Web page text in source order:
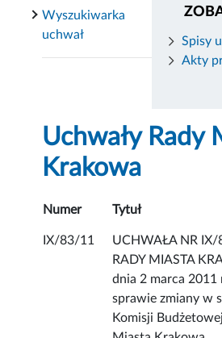
Spisy
Akty
Wyszukiwarka
uchwał
Uchwały Rady
Krakowa
Numer Tytuł
IX/83/11
UCHWAŁA NR IX/
RADY MIASTA
dnia 2 marca 2011
sprawie zmiany w
Komisji